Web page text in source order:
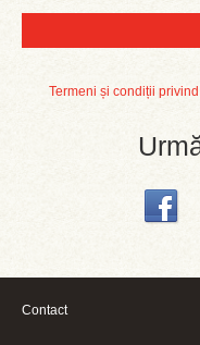
Termeni și condiții
Contact